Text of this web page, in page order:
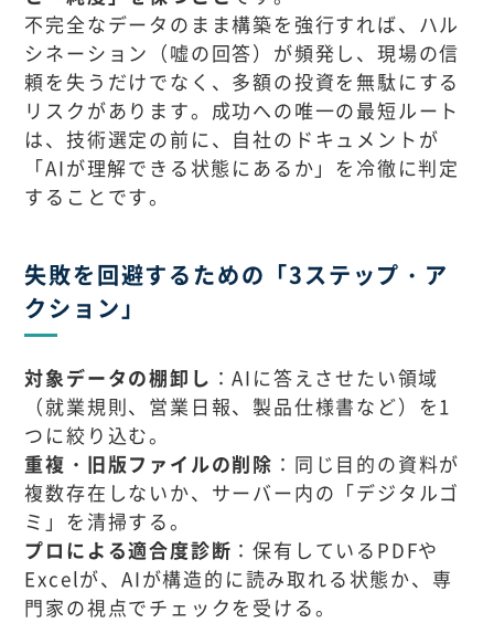
不完全なデータのまま構築を強行すれば、ハル
シネーション（嘘の回答）が頻発し、現場の信
頼を失うだけでなく、多額の投資を無駄にする
リスクがあります。成功への唯一の最短ルート
は、技術選定の前に、自社のドキュメントが
「AIが理解できる状態にあるか」を冷徹に判定
することです。
失敗を回避するための「3ステップ・ア
クション」
対象データの棚卸し ：AIに答えさせたい領域
（就業規則、営業日報、製品仕様書など）を1
つに絞り込む。
重複・旧版ファイルの削除 ：同じ目的の資料が
複数存在しないか、サーバー内の「デジタルゴ
ミ」を清掃する。
プロによる適合度診断 ：保有しているPDFや
Excelが、AIが構造的に読み取れる状態か、専
門家の視点でチェックを受ける。